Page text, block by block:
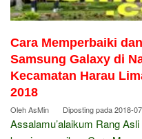
Cara Memperbaiki
Samsung Galaxy di
Kecamatan Harau
2018
OlehAsMin Diposting pada2018-
Assalamu’alaikum Rang